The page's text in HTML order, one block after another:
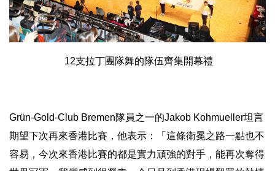
12支拉丁團隊舞的隊伍齊集開幕禮
Grün-Gold-Club Bremen隊員之一的Jakob Kohmueller坦言
期望下次再來香港比賽，他表示：「 這條衛冕之路一點也不
容易， 今次來香港比賽的都是實力頑強的對手，能再次奪得